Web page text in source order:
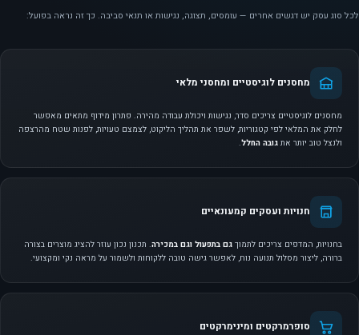
לכל סוג עסק יש דגשים אחרים — עומסים, תצוגה, נגישות או תנאי סביבה. כך זה נראה בפועל:
מחסנים לוגיסטיים ומחסני מלאי
מחסנים לוגיסטיים צריכים סדר, נגישות ויכולת עבודה מהירה. פתרון מידוף מתאים מאפשר
לחלק את המלאי לפי קטגוריות, לשפר את תהליך הליקוט, לצמצם טעויות, לפנות שטח מהרצפה
ולנצל טוב יותר את גובה החלל.
חנויות ועסקים קמעונאיים
בחנויות, המדפים צריכים לתמוך גם בתפעול וגם במכירה. תכנון נכון עוזר להציג מוצרים בצורה
ברורה, ליצור מסלול תנועה נוח, לאפשר גישה טובה ללקוחות ולשמור על מראה נקי ומקצועי.
סופרמרקטים ומינימרקטים